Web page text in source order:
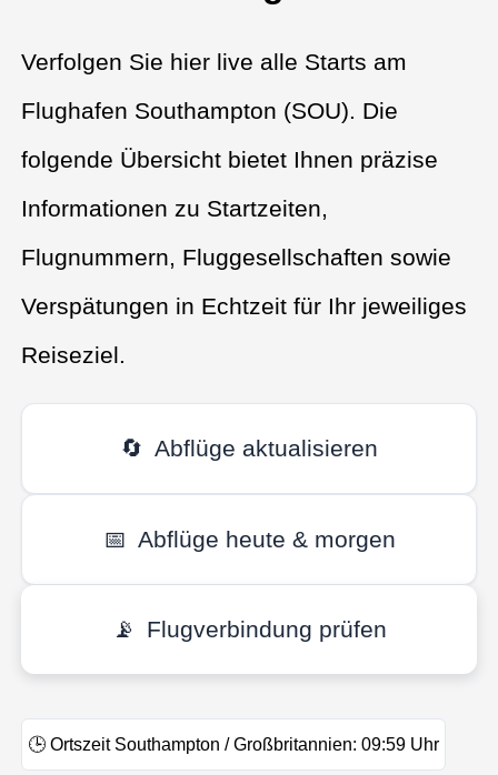
Verfolgen Sie hier live alle Starts am
Flughafen Southampton (SOU). Die
folgende Übersicht bietet Ihnen präzise
Informationen zu Startzeiten,
Flugnummern, Fluggesellschaften sowie
Verspätungen in Echtzeit für Ihr jeweiliges
Reiseziel.
🔄 Abflüge aktualisieren
📅 Abflüge heute & morgen
📡 Flugverbindung prüfen
🕒 Ortszeit Southampton / Großbritannien: 09:59 Uhr